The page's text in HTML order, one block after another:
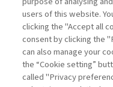
La consultazione dei
agli abbonati Premium
Legenda: Accedi Per
users of this website.
clicking the "Accept all
consent by clicking the
can also manage your
the “Cookie setting”
called "Privacy